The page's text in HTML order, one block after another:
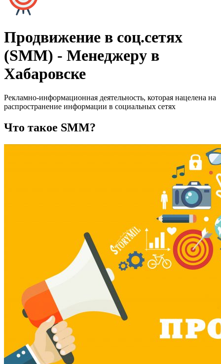
Продвижение в соц.сетях
(SMM) - Менеджеру в
Хабаровске
Рекламно-информационная деятельность, которая нацелена на
распространение информации в социальных сетях
Что такое SMM?